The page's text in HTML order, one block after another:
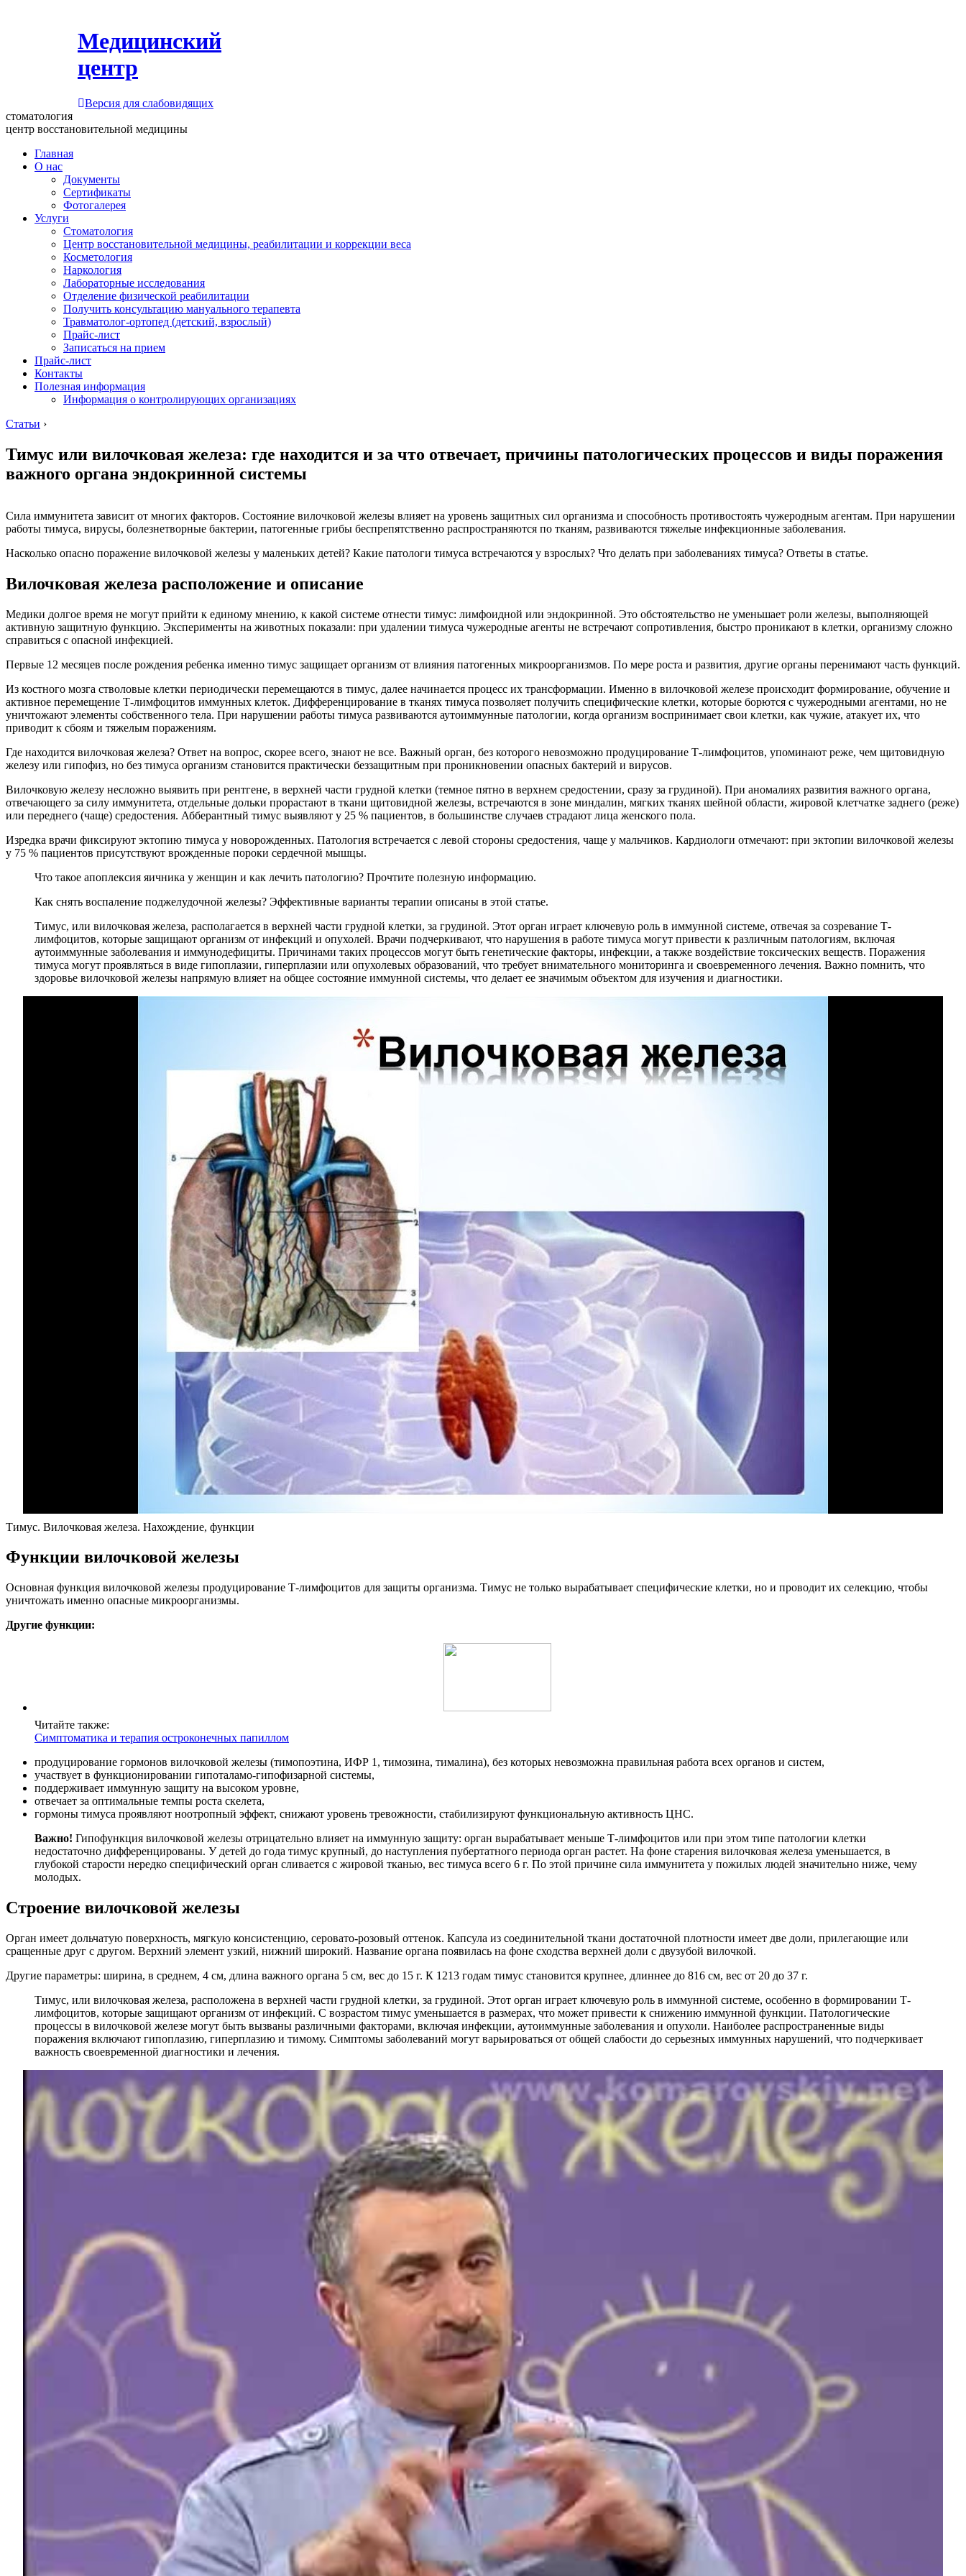
Медицинский
центр
Версия для слабовидящих
стоматология
центр восстановительной медицины
Главная
О нас
Документы
Сертификаты
Фотогалерея
Услуги
Стоматология
Центр восстановительной медицины, реабилитации и коррекции веса
Косметология
Наркология
Лабораторные исследования
Отделение физической реабилитации
Получить консультацию мануального терапевта
Травматолог-ортопед (детский, взрослый)
Прайс-лист
Записаться на прием
Прайс-лист
Контакты
Полезная информация
Информация о контролирующих организациях
Статьи ›
Тимус или вилочковая железа: где находится и за что отвечает, причины патологических процессов и виды поражения
важного органа эндокринной системы
Сила иммунитета зависит от многих факторов. Состояние вилочковой железы влияет на уровень защитных сил организма и способность противостоять чужеродным агентам. При нарушении
работы тимуса, вирусы, болезнетворные бактерии, патогенные грибы беспрепятственно распространяются по тканям, развиваются тяжелые инфекционные заболевания.
Насколько опасно поражение вилочковой железы у маленьких детей? Какие патологи тимуса встречаются у взрослых? Что делать при заболеваниях тимуса? Ответы в статье.
Вилочковая железа расположение и описание
Медики долгое время не могут прийти к единому мнению, к какой системе отнести тимус: лимфоидной или эндокринной. Это обстоятельство не уменьшает роли железы, выполняющей
активную защитную функцию. Эксперименты на животных показали: при удалении тимуса чужеродные агенты не встречают сопротивления, быстро проникают в клетки, организму сложно
справиться с опасной инфекцией.
Первые 12 месяцев после рождения ребенка именно тимус защищает организм от влияния патогенных микроорганизмов. По мере роста и развития, другие органы перенимают часть функций.
Из костного мозга стволовые клетки периодически перемещаются в тимус, далее начинается процесс их трансформации. Именно в вилочковой железе происходит формирование, обучение и
активное перемещение Т-лимфоцитов иммунных клеток. Дифференцирование в тканях тимуса позволяет получить специфические клетки, которые борются с чужеродными агентами, но не
уничтожают элементы собственного тела. При нарушении работы тимуса развиваются аутоиммунные патологии, когда организм воспринимает свои клетки, как чужие, атакует их, что
приводит к сбоям и тяжелым поражениям.
Где находится вилочковая железа? Ответ на вопрос, скорее всего, знают не все. Важный орган, без которого невозможно продуцирование Т-лимфоцитов, упоминают реже, чем щитовидную
железу или гипофиз, но без тимуса организм становится практически беззащитным при проникновении опасных бактерий и вирусов.
Вилочковую железу несложно выявить при рентгене, в верхней части грудной клетки (темное пятно в верхнем средостении, сразу за грудиной). При аномалиях развития важного органа,
отвечающего за силу иммунитета, отдельные дольки прорастают в ткани щитовидной железы, встречаются в зоне миндалин, мягких тканях шейной области, жировой клетчатке заднего (реже)
или переднего (чаще) средостения. Абберантный тимус выявляют у 25 % пациентов, в большинстве случаев страдают лица женского пола.
Изредка врачи фиксируют эктопию тимуса у новорожденных. Патология встречается с левой стороны средостения, чаще у мальчиков. Кардиологи отмечают: при эктопии вилочковой железы
у 75 % пациентов присутствуют врожденные пороки сердечной мышцы.
Что такое апоплексия яичника у женщин и как лечить патологию? Прочтите полезную информацию.
Как снять воспаление поджелудочной железы? Эффективные варианты терапии описаны в этой статье.
Тимус, или вилочковая железа, располагается в верхней части грудной клетки, за грудиной. Этот орган играет ключевую роль в иммунной системе, отвечая за созревание Т-
лимфоцитов, которые защищают организм от инфекций и опухолей. Врачи подчеркивают, что нарушения в работе тимуса могут привести к различным патологиям, включая
аутоиммунные заболевания и иммунодефициты. Причинами таких процессов могут быть генетические факторы, инфекции, а также воздействие токсических веществ. Поражения
тимуса могут проявляться в виде гипоплазии, гиперплазии или опухолевых образований, что требует внимательного мониторинга и своевременного лечения. Важно помнить, что
здоровье вилочковой железы напрямую влияет на общее состояние иммунной системы, что делает ее значимым объектом для изучения и диагностики.
Тимус. Вилочковая железа. Нахождение, функции
Функции вилочковой железы
Основная функция вилочковой железы продуцирование Т-лимфоцитов для защиты организма. Тимус не только вырабатывает специфические клетки, но и проводит их селекцию, чтобы
уничтожать именно опасные микроорганизмы.
Другие функции:
Читайте также:
Симптоматика и терапия остроконечных папиллом
продуцирование гормонов вилочковой железы (тимопоэтина, ИФР 1, тимозина, тималина), без которых невозможна правильная работа всех органов и систем,
участвует в функционировании гипоталамо-гипофизарной системы,
поддерживает иммунную защиту на высоком уровне,
отвечает за оптимальные темпы роста скелета,
гормоны тимуса проявляют ноотропный эффект, снижают уровень тревожности, стабилизируют функциональную активность ЦНС.
Важно! Гипофункция вилочковой железы отрицательно влияет на иммунную защиту: орган вырабатывает меньше Т-лимфоцитов или при этом типе патологии клетки
недостаточно дифференцированы. У детей до года тимус крупный, до наступления пубертатного периода орган растет. На фоне старения вилочковая железа уменьшается, в
глубокой старости нередко специфический орган сливается с жировой тканью, вес тимуса всего 6 г. По этой причине сила иммунитета у пожилых людей значительно ниже, чему
молодых.
Строение вилочковой железы
Орган имеет дольчатую поверхность, мягкую консистенцию, серовато-розовый оттенок. Капсула из соединительной ткани достаточной плотности имеет две доли, прилегающие или
сращенные друг с другом. Верхний элемент узкий, нижний широкий. Название органа появилась на фоне сходства верхней доли с двузубой вилочкой.
Другие параметры: ширина, в среднем, 4 см, длина важного органа 5 см, вес до 15 г. К 1213 годам тимус становится крупнее, длиннее до 816 см, вес от 20 до 37 г.
Тимус, или вилочковая железа, расположена в верхней части грудной клетки, за грудиной. Этот орган играет ключевую роль в иммунной системе, особенно в формировании Т-
лимфоцитов, которые защищают организм от инфекций. С возрастом тимус уменьшается в размерах, что может привести к снижению иммунной функции. Патологические
процессы в вилочковой железе могут быть вызваны различными факторами, включая инфекции, аутоиммунные заболевания и опухоли. Наиболее распространенные виды
поражения включают гипоплазию, гиперплазию и тимому. Симптомы заболеваний могут варьироваться от общей слабости до серьезных иммунных нарушений, что подчеркивает
важность своевременной диагностики и лечения.